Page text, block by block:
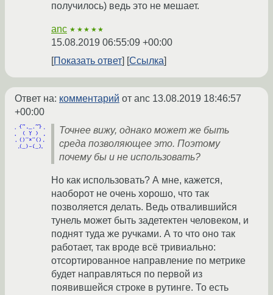
получилось) ведь это не мешает.
anc ★★★★★
15.08.2019 06:55:09 +00:00
Показать ответ
Ссылка
Ответ на: комментарий от anc 13.08.2019 18:46:57
+00:00
Точнее вижу, однако может же быть
среда позволяющее это. Поэтому
почему бы и не использовать?
Но как использовать? А мне, кажется,
наоборот не очень хорошо, что так
позволяется делать. Ведь отвалившийся
тунель может быть задетектен человеком, и
поднят туда же ручками. А то что оно так
работает, так вроде всё тривиально:
отсортированное направление по метрике
будет направляться по первой из
появившейся строке в рутинге. То есть